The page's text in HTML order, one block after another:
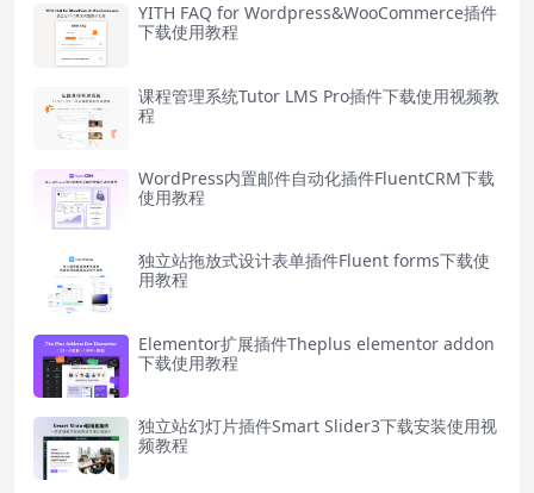
YITH FAQ for Wordpress&WooCommerce插件
下载使用教程
课程管理系统Tutor LMS Pro插件下载使用视频教
程
WordPress内置邮件自动化插件FluentCRM下载
使用教程
独立站拖放式设计表单插件Fluent forms下载使
用教程
Elementor扩展插件Theplus elementor addon
下载使用教程
独立站幻灯片插件Smart Slider3下载安装使用视
频教程